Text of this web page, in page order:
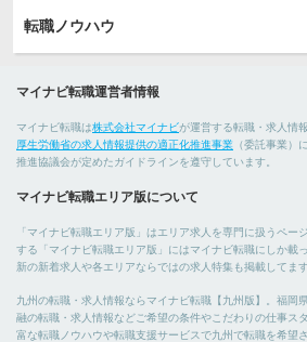
転職ノウハウ
マイナビ転職運営者情報
マイナビ転職は株式会社マイナビが運営する転職・求人情
厚生労働省の求人情報提供の適正化推進事業 （委託事業）
推進協議会が定めたガイドラインを遵守しています。
マイナビ転職エリア版について
「マイナビ転職エリア版」はエリア求人を専門に扱うページ
する「マイナビ転職エリア版」にはマイナビ転職にしか載
新の新着求人や各エリアならではの求人特集も掲載してます
九州の転職・求人情報ならマイナビ転職【九州版】。福岡
融の転職・求人情報などご希望の条件やこだわりの仕事ス
富な転職ノウハウや転職支援サービスで九州で転職を希望